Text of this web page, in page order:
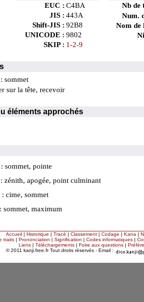
EUC : C4BA
JIS : 443A
Shift-JIS : 92B8
UNICODE : 9802
SKIP : 1-2-9
Nb de
Num.
Nom de
: sommet
sur la tête, recevoir
éléments approchés
: sommet, pointe
: zénith, apogée, point culminant
: cime, sommet
: sommet, maximum
Accueil | Historique | Tracé | Classement | Codage | Kana |
traits | Prononciation | Signification | Codes informatiques |
Liens| Téléchargements| Foire aux questions|
© 2011 kanji.free.fr Tout droits réservés - Email :